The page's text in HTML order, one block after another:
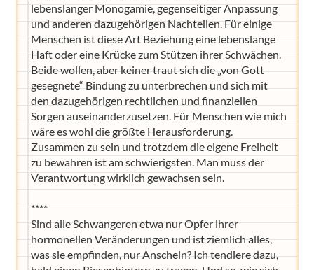
lebenslanger Monogamie, gegenseitiger Anpassung
und anderen dazugehörigen Nachteilen. Für einige
Menschen ist diese Art Beziehung eine lebenslange
Haft oder eine Krücke zum Stützen ihrer Schwächen.
Beide wollen, aber keiner traut sich die „von Gott
gesegnete“ Bindung zu unterbrechen und sich mit
den dazugehörigen rechtlichen und finanziellen
Sorgen auseinanderzusetzen. Für Menschen wie mich
wäre es wohl die größte Herausforderung.
Zusammen zu sein und trotzdem die eigene Freiheit
zu bewahren ist am schwierigsten. Man muss der
Verantwortung wirklich gewachsen sein.
****
Sind alle Schwangeren etwa nur Opfer ihrer
hormonellen Veränderungen und ist ziemlich alles,
was sie empfinden, nur Anschein? Ich tendiere dazu,